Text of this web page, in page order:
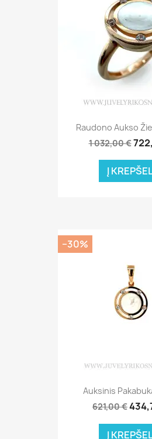
Raudono Aukso
1 032,00 €
Į
Auksinis
621,00 €
Į
−30%